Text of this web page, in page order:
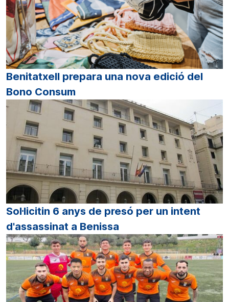
Benitatxell prepara una nova edició del
Bono Consum
Sol·licitin 6 anys de presó per un intent
d'assassinat a Benissa